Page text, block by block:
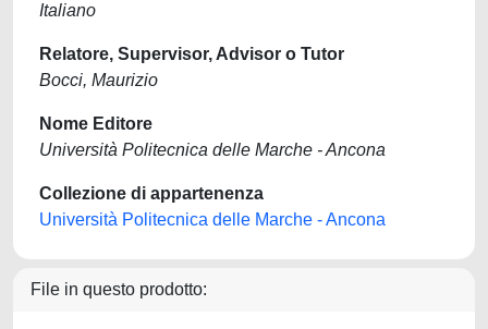
Italiano
Relatore, Supervisor, Advisor o Tutor
Bocci, Maurizio
Nome Editore
Università Politecnica delle Marche - Ancona
Collezione di appartenenza
Università Politecnica delle Marche - Ancona
File in questo prodotto: